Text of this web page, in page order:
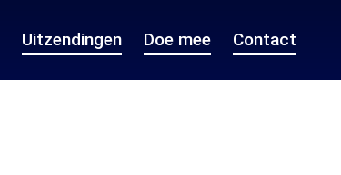
Uitzendingen Doe mee Contact